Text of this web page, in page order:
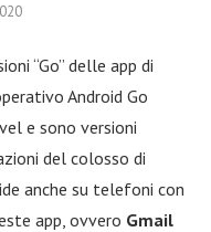
“Go” delle app di
Android Go
e sono versioni
del colosso di
anche su telefoni con
app, ovvero Gmail